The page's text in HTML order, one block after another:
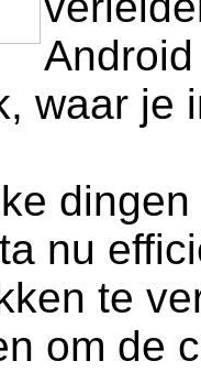
waar je
nu
te
om de